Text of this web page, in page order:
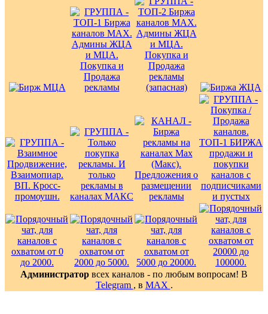
Администратор всех каналов - по любым вопросам! В
Telegram , в MAX .